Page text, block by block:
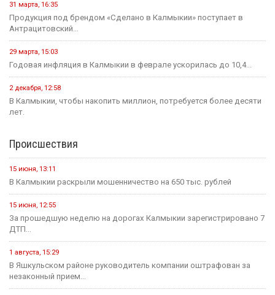
31 марта, 16:35
Продукция под брендом «Сделано в Калмыкии» поступает в
Антрацитовский...
29 марта, 15:03
Годовая инфляция в Калмыкии в феврале ускорилась до 10,4...
2 декабря, 12:58
В Калмыкии, чтобы накопить миллион, потребуется более десяти
лет.
Происшествия
15 июня, 13:11
В Калмыкии раскрыли мошенничество на 650 тыс. рублей
15 июня, 12:55
За прошедшую неделю на дорогах Калмыкии зарегистрировано 7
ДТП...
1 августа, 15:29
В Яшкульском районе руководитель компании оштрафован за
незаконный прием...